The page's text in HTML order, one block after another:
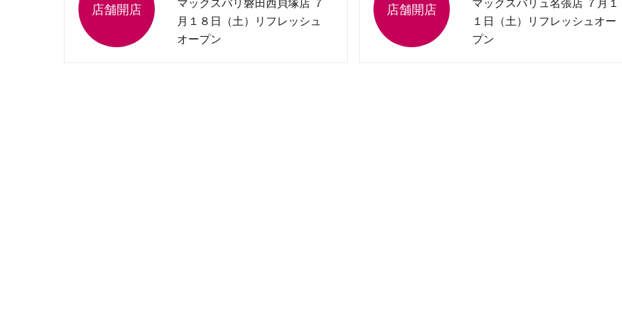
マックスバリ磐田西貝塚店 ７
月１８日（土）リフレッシュ
オープン
マックスバリュ名張店 ７月１
１日（土）リフレッシュオー
プン